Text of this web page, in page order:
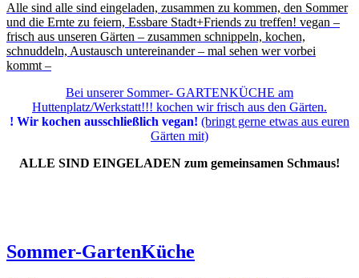
Alle sind alle sind eingeladen, zusammen zu kommen, den Sommer
und die Ernte zu feiern, Essbare Stadt+Friends zu treffen! vegan –
frisch aus unseren Gärten – zusammen schnippeln, kochen,
schnuddeln, Austausch untereinander – mal sehen wer vorbei
kommt –
Bei unserer Sommer- GARTENKÜCHE am
Huttenplatz/Werkstatt!!! kochen wir frisch aus den Gärten.
! Wir kochen ausschließlich vegan! (bringt gerne etwas aus euren
Gärten mit)
ALLE SIND EINGELADEN zum gemeinsamen Schmaus!
Sommer-GartenKüche